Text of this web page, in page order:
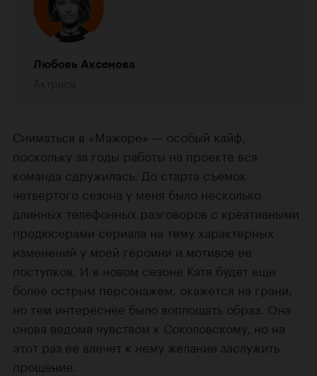
Любовь Аксенова
Сниматься в «Мажоре» — особый кайф,
поскольку за годы работы на проекте вся
команда сдружилась. До старта съемок
четвертого сезона у меня было несколько
длинных телефонных разговоров с креативными
продюсерами сериала на тему характерных
изменений у моей героини и мотивов ее
поступков. И в новом сезоне Катя будет еще
более острым персонажем, окажется на грани,
но тем интереснее было воплощать образ. Она
снова ведома чувством к Соколовскому, но на
этот раз ее влечет к нему желание заслужить
прощение.